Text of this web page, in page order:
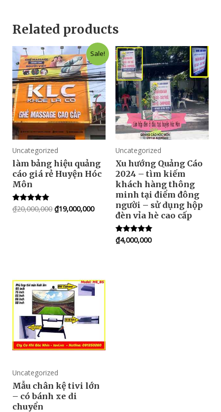
Related products
Sale!
Uncategorized
làm bảng hiệu quảng
cáo giá rẻ Huyện Hóc
Môn
Rated
5.00
₫20,000,000 ₫19,000,000
Uncategorized
Xu hướng Quảng Cáo
2024 – tìm kiếm
khách hàng thông
minh tại điểm đông
người – sử dụng hộp
đèn vỉa hè cao cấp
Rated
5.00
₫4,000,000
Uncategorized
Mẫu chân kệ tivi lớn
– có bánh xe di
chuyển